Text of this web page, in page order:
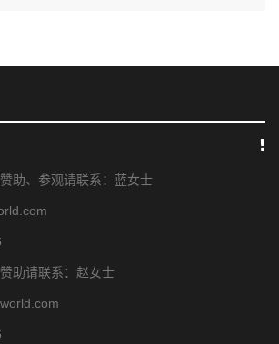
助、参观请联系：蓝女士
助请联系：赵女士